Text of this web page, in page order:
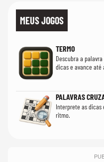
MEUS JOGOS
TERMO
Descubra a
dicas e avance até
PALAVRAS
Interprete as dicas
ritmo.